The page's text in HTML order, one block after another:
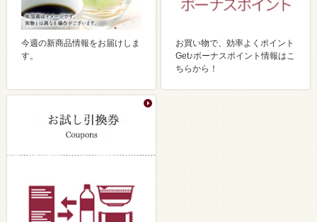
今週の新商品情報をお届けしま
す。
お買い物で、効率よくポイント
Get♪ボーナスポイント情報はこ
ちらから！